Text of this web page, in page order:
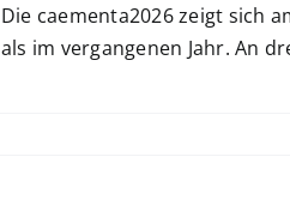
Die caementa2026 zeigt sich
als im vergangenen Jahr. An